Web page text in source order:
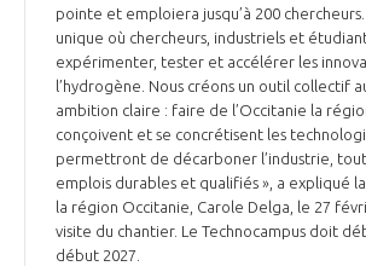
pointe et emploiera jusqu’à 200 chercheurs.
unique où chercheurs, industriels et
expérimenter, tester et accélérer les
l’hydrogène. Nous créons un outil collectif
ambition claire : faire de l’Occitanie la
conçoivent et se concrétisent les
permettront de décarboner l’industrie,
emplois durables et qualifiés », a expliqué
la région Occitanie, Carole Delga, le 27
visite du chantier. Le Technocampus doit
début 2027.